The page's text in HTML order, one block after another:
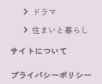
ドラマ
住まいと暮らし
サイトについて
プライバシーポリシー